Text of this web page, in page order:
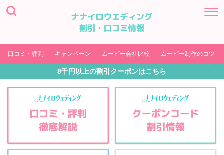
口コミ・評判 キャンペーン ムービー会社比較 ムービー制作のコツ
8千円以上の割引クーポンはこちら